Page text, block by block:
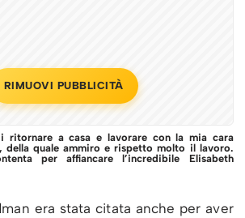
RIMUOVI PUBBLICITÀ
ritornare a casa e lavorare con la mia cara
della quale ammiro e rispetto molto il lavoro.
per affiancare l’incredibile Elisabeth
era stata citata anche per aver